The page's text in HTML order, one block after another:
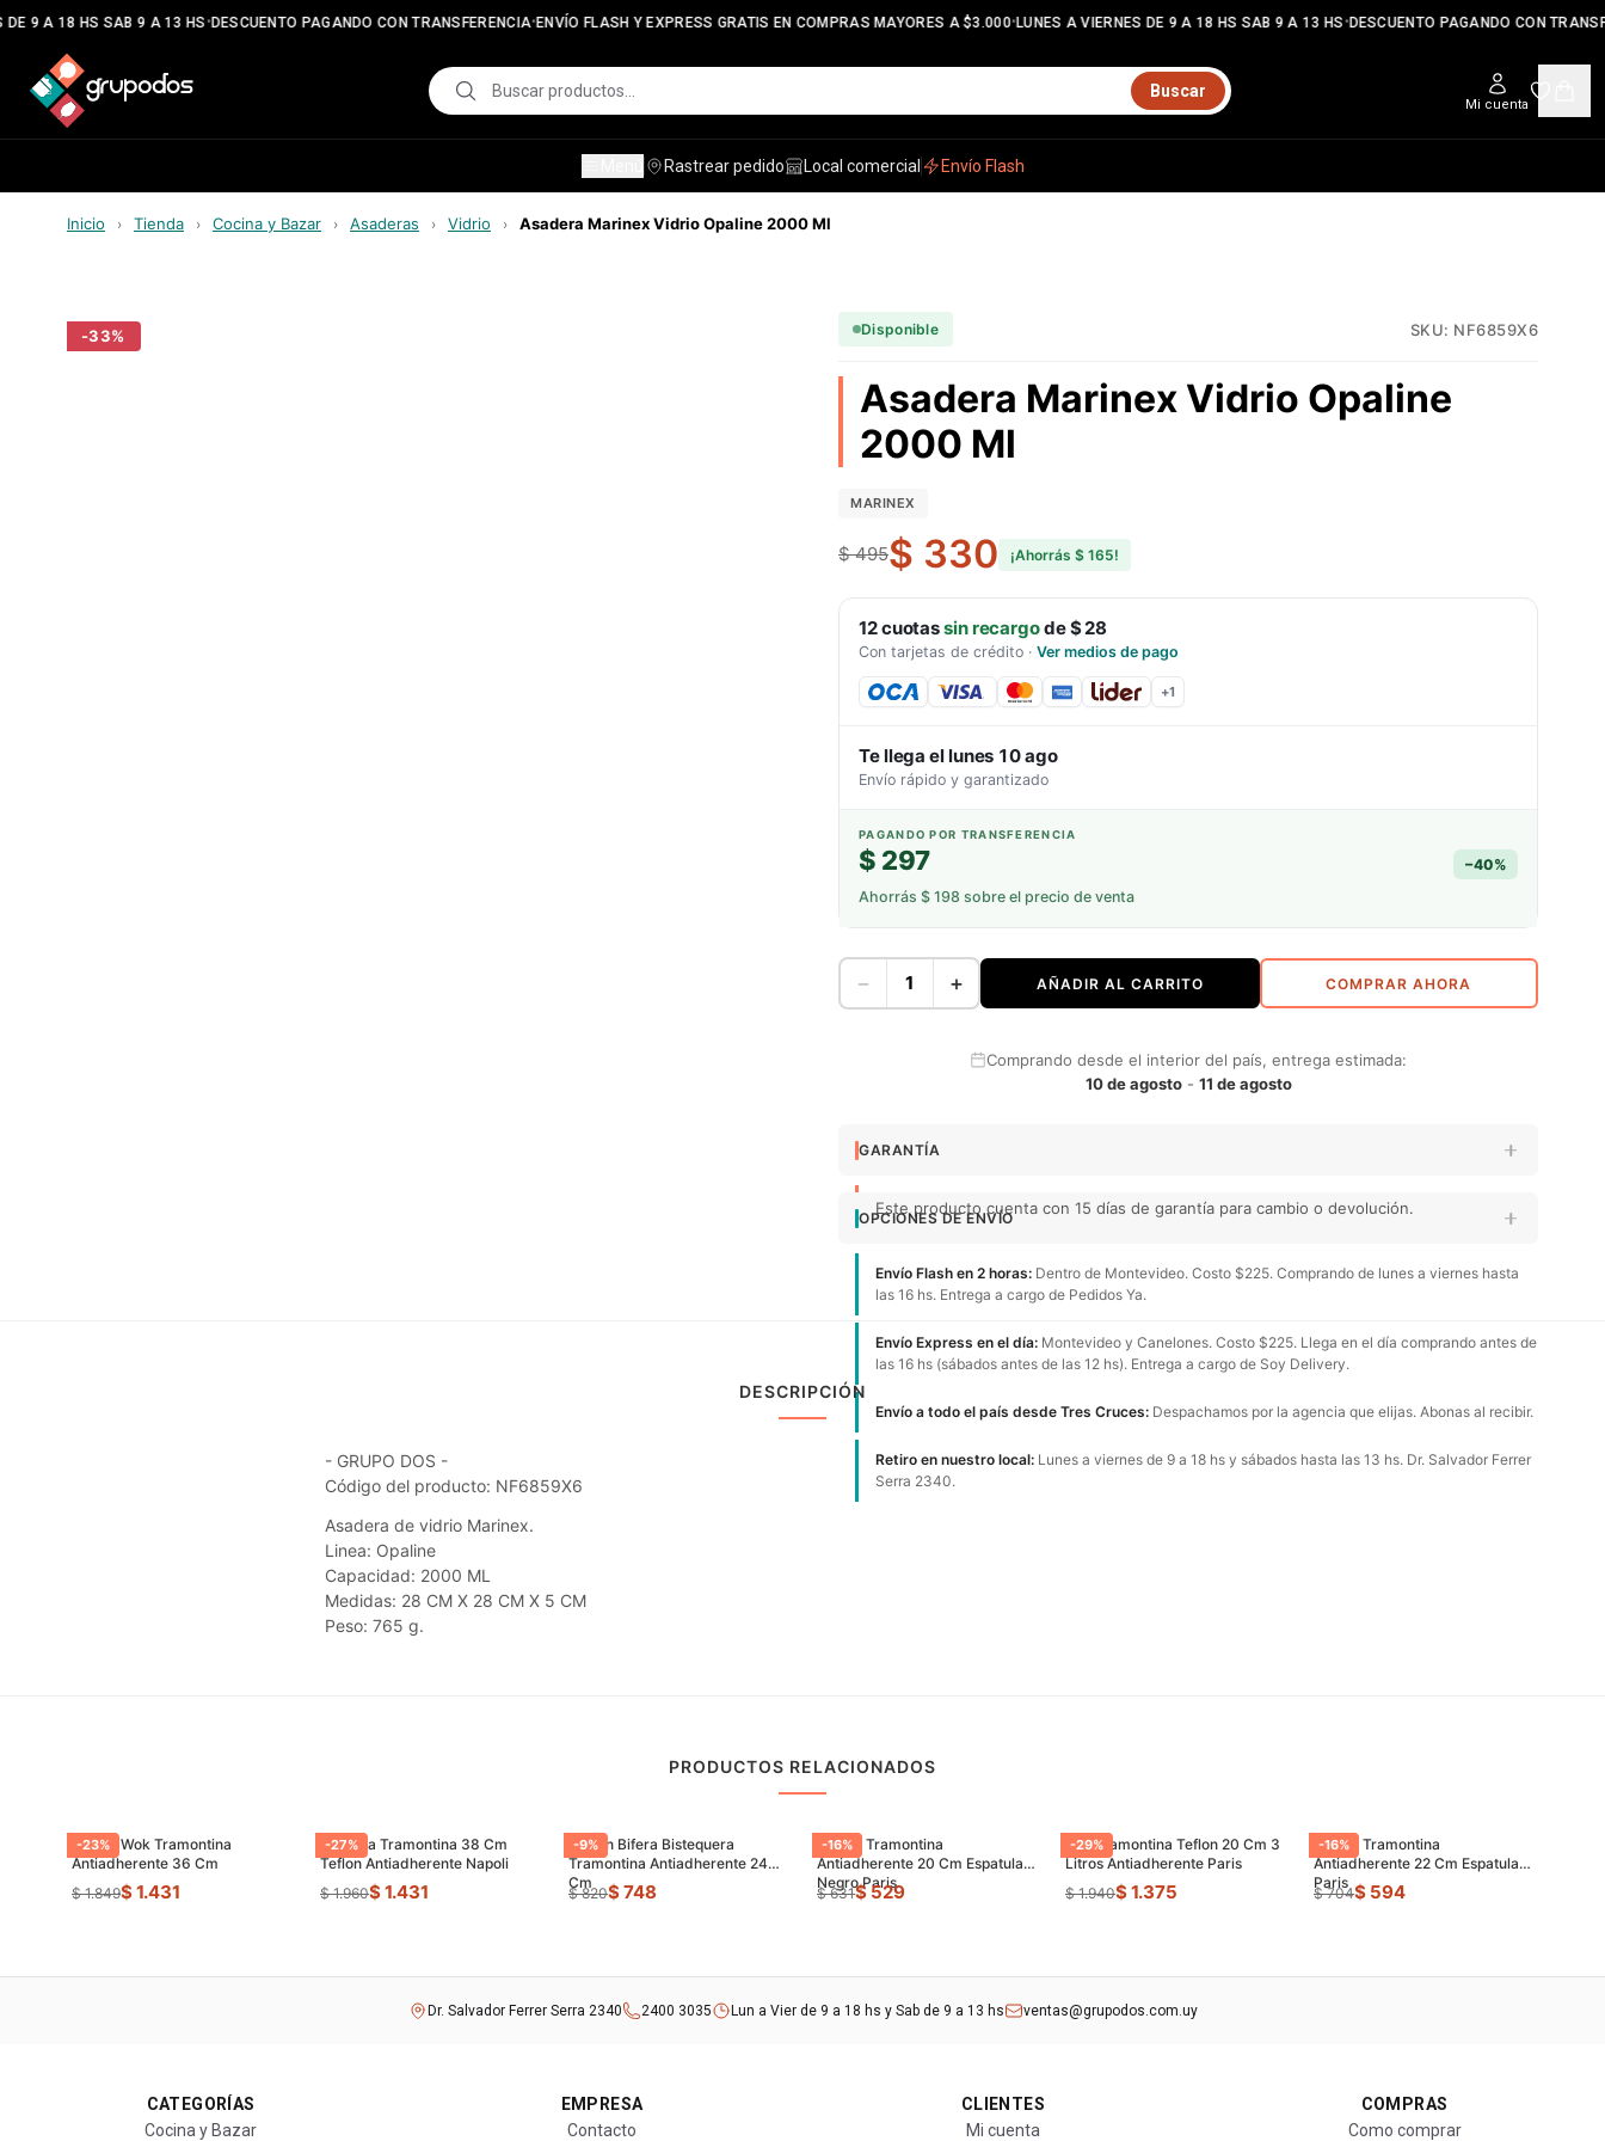
9 A 18 HS SAB 9 A 13 HS•DESCUENTO PAGANDO CON TRANSFERENCIA•ENVÍO FLASH Y EXPRESS GRATIS EN COMPRAS MAYORES A $3.000•LUNES A VIERNES DE 9 A 18 HS SAB 9 A 13 HS•DESCUENTO PAGANDO CON
Buscar
Mi cuenta
Rastrear pedido Local comercial Envío Flash
Inicio › Tienda › Cocina y Bazar › Asaderas › Vidrio › Asadera Marinex Vidrio Opaline 2000 Ml
-33% Disponible SKU: NF6859X6
Asadera Marinex Vidrio Opaline
2000 Ml
MARINEX
$ 495$ 330 ¡Ahorrás $ 165!
12cuotassin recargode$ 28
Con tarjetas de crédito · Ver medios de pago
+1
Te llega ellunes 10 ago
Envío rápido y garantizado
PAGANDO POR TRANSFERENCIA
$ 297 −40%
Ahorrás $ 198 sobre el precio de venta
− + AÑADIR AL CARRITO COMPRAR AHORA
Comprando desde el interior del país, entrega estimada:
10 de agosto- 11 de agosto
GARANTÍA
Este producto cuenta con 15 días de garantía para cambio o devolución.
OPCIONES DE ENVÍO
Envío Flash en 2 horas: Dentro de Montevideo. Costo $225. Comprando de lunes a viernes hasta
las 16 hs. Entrega a cargo de Pedidos Ya.
Envío Express en el día: Montevideo y Canelones. Costo $225. Llega en el día comprando antes de
las 16 hs (sábados antes de las 12 hs). Entrega a cargo de Soy Delivery.
Envío a todo el país desde Tres Cruces: Despachamos por la agencia que elijas. Abonas al recibir.
Retiro en nuestro local: Lunes a viernes de 9 a 18 hs y sábados hasta las 13 hs. Dr. Salvador Ferrer
Serra 2340.
DESCRIPCIÓN
- GRUPO DOS -
Código del producto: NF6859X6
Asadera de vidrio Marinex.
Linea: Opaline
Capacidad: 2000 ML
Medidas: 28 CM X 28 CM X 5 CM
Peso: 765 g.
PRODUCTOS RELACIONADOS
-23%
Sarten Wok Tramontina
Antiadherente 36 Cm
$ 1.849$ 1.431
-27%
Paellera Tramontina 38 Cm
Teflon Antiadherente Napoli
$ 1.960$ 1.431
-9%
Sarten Bifera Bistequera
Tramontina Antiadherente 24
Cm
$ 820$ 748
-16%
Sarten Tramontina
Antiadherente 20 Cm Espatula
Negro Paris
$ 631$ 529
-29%
Olla Tramontina Teflon 20 Cm 3
Litros Antiadherente Paris
$ 1.940$ 1.375
-16%
Sarten Tramontina
Antiadherente 22 Cm Espatula
Paris
$ 704$ 594
Dr. Salvador Ferrer Serra 2340 2400 3035 Lun a Vier de 9 a 18 hs y Sab de 9 a 13 hs ventas@grupodos.com.uy
CATEGORÍAS
Cocina y Bazar
EMPRESA
Contacto
CLIENTES
Mi cuenta
COMPRAS
Como comprar